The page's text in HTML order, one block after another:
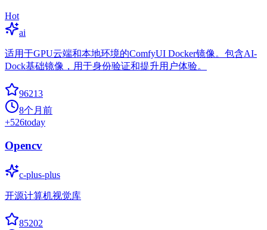
Hot
ai
适用于GPU云端和本地环境的ComfyUI Docker镜像。包含AI-
Dock基础镜像，用于身份验证和提升用户体验。
96213
8个月前
+526today
Opencv
c-plus-plus
开源计算机视觉库
85202